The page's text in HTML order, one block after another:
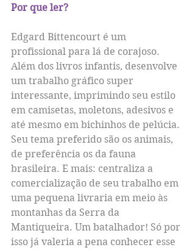
Por que ler?
Edgard Bittencourt é um
profissional para lá de corajoso.
Além dos livros infantis, desenvolve
um trabalho gráfico super
interessante, imprimindo seu estilo
em camisetas, moletons, adesivos e
até mesmo em bichinhos de pelúcia.
Seu tema preferido são os animais,
de preferência os da fauna
brasileira. E mais: centraliza a
comercialização de seu trabalho em
uma pequena livraria em meio às
montanhas da Serra da
Mantiqueira. Um batalhador! Só por
isso já valeria a pena conhecer esse